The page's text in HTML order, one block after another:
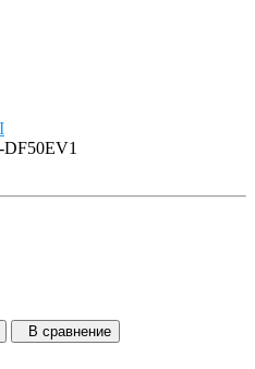
DF50EV1
В сравнение